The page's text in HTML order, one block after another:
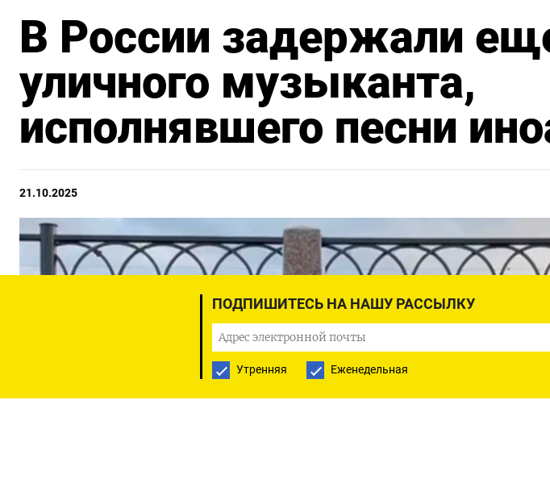
ПОДПИШИТЕСЬ НА НАШУ РАССЫЛКУ
Утренняя Еженедельная
В России задержали
уличного музыканта,
исполнявшего песни
21.10.2025